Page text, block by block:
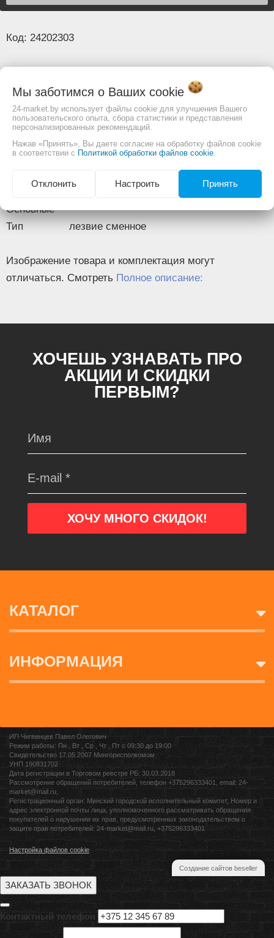
Код: 24202303
Информация
- Лезвия сменные Milwaukee 49560290
предназначены для использования с
регулируемой коронкой Milwaukee
49560260.
- Они идеально подходят для обработки
гипсокартона толщиной до 25 мм.
Основные
Тип
лезвие сменное
Изображение товара и комплектация могут
отличаться. Смотреть Полное описание:
ХОЧЕШЬ УЗНАВАТЬ ПРО
АКЦИИ И СКИДКИ
ПЕРВЫМ?
КАТАЛОГ
ИНФОРМАЦИЯ
ИП Чигвинцев Павел Олегович
Режим работы: Пн , Вт , Ср , Чт , Пт c 09:30 до 19:00
Свидетельство 17.05.2007 Мингорисполкомом
УНП 190831702
Дата регистрации в Торговом реестре РБ: 30.03.2018
Рассмотрение обращений потребителей, телефон +375296333401, email: 24-
market@mail.ru,
Регистрационный орган: Минский городской исполнительный комитет, Номер и
адрес электронной почты лица, уполномоченного рассматривать обращения
покупателей о нарушении их прав, предусмотренных законодательством о
защите прав потребителей: 24-market@mail.ru, +375296333401
Настройка файлов cookie
Создание сайтов beseller
Мы заботимся о Ваших cookie
24-market.by использует файлы cookie для улучшения Вашего
пользовательского опыта, сбора статистики и представления
персонализированных рекомендаций.
Нажав «Принять», Вы даете согласие на обработку файлов cookie
в соответствии с Политикой обработки файлов cookie.
Отклонить Настроить Принять
ЗАКАЗАТЬ ЗВОНОК
Контактный телефон